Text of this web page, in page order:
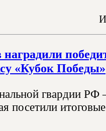
«Кубок Победы»
гвардии
посетили